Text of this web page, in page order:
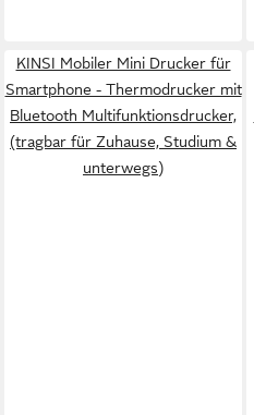
KINSI Mobiler Mini Drucker für
Smartphone - Thermodrucker mit
Bluetooth Multifunktionsdrucker,
(tragbar für Zuhause, Studium &
unterwegs)